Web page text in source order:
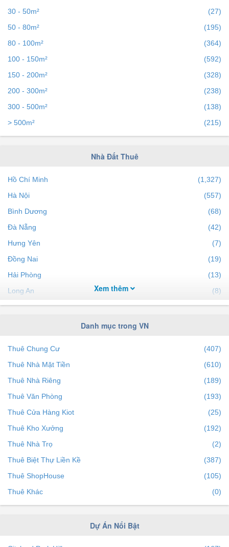
30 - 50m²
(27)
50 - 80m²
(195)
80 - 100m²
(364)
100 - 150m²
(592)
150 - 200m²
(328)
200 - 300m²
(238)
300 - 500m²
(138)
> 500m²
(215)
Nhà Đất Thuê
Hồ Chí Minh
(1,327)
Hà Nội
(557)
Bình Dương
(68)
Đà Nẵng
(42)
Hưng Yên
(7)
Đồng Nai
(19)
Hải Phòng
(13)
Long An
(8)
Khánh Hòa
(18)
(5)
(0)
(4)
(0)
(3)
(0)
(1)
Kiên Giang
(8)
Tiền Giang
(2)
(0)
Thanh Hóa
(0)
Xem thêm
Danh mục trong VN
Thuê Chung Cư
(407)
Thuê Nhà Mặt Tiền
(610)
Thuê Nhà Riêng
(189)
Thuê Văn Phòng
(193)
Thuê Cửa Hàng Kiot
(25)
Thuê Kho Xưởng
(192)
Thuê Nhà Trọ
(2)
Thuê Biệt Thự Liền Kề
(387)
Thuê ShopHouse
(105)
Thuê Khác
(0)
Dự Án Nổi Bật